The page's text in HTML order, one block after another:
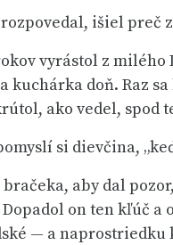
išiel preč
vyrástol z
kuchárka doň. Raz
ako vedel, spod
si dievčina,
aby dal
on ten kľúč a
— a naprostriedku